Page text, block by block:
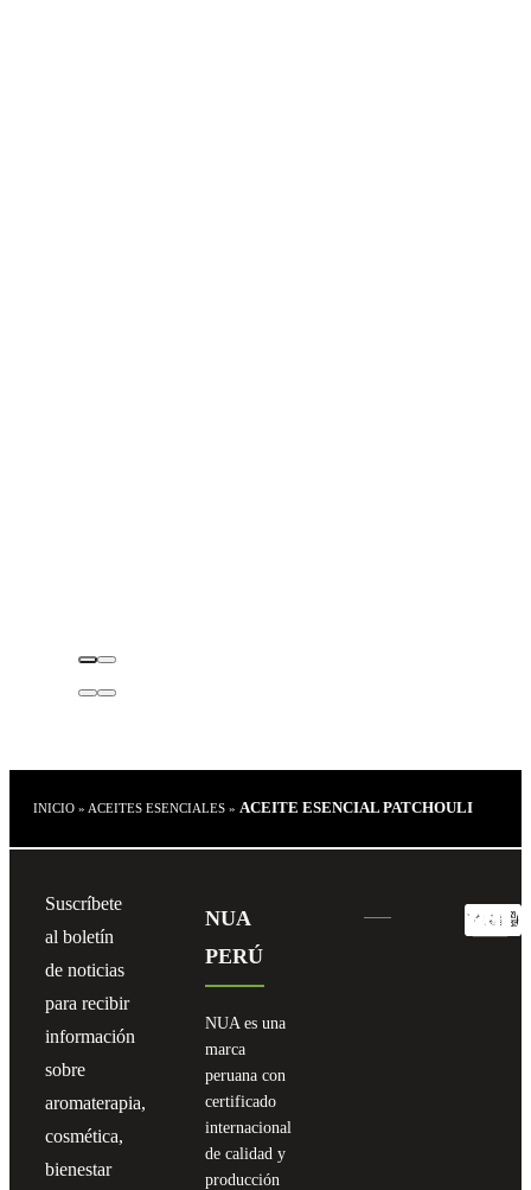
INICIO » ACEITES ESENCIALES » ACEITE ESENCIAL PATCHOULI
Suscríbete
al boletín
de noticias
para recibir
información
sobre
aromaterapia,
cosmética,
bienestar
NUA
PERÚ
NUA es una
marca
peruana con
certificado
internacional
de calidad y
producción